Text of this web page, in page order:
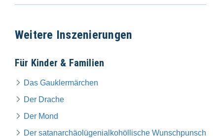
Weitere Inszenierungen
Für Kinder & Familien
Das Gauklermärchen
Der Drache
Der Mond
Der satanarchäolügenialkohöllische Wunschpunsch